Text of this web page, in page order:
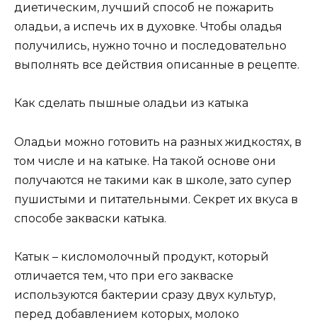
диетическим, лучший способ не пожарить
оладьи, а испечь их в духовке. Чтобы оладья
получились, нужно точно и последовательно
выполнять все действия описанные в рецепте.
Как сделать пышные оладьи из катыка
Оладьи можно готовить на разных жидкостях, в
том числе и на катыке. На такой основе они
получаются не такими как в школе, зато супер
пушистыми и питательными. Секрет их вкуса в
способе закваски катыка.
Катык – кисломолочный продукт, который
отличается тем, что при его закваске
используются бактерии сразу двух культур,
перед добавлением которых, молоко